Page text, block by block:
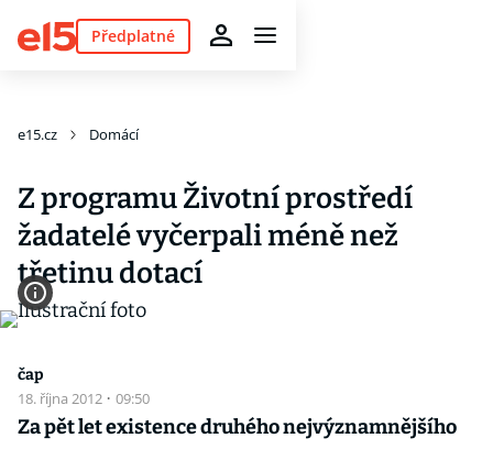
Předplatné
e15.cz Domácí
Z programu Životní prostředí
žadatelé vyčerpali méně než
třetinu dotací
čap
18. října 2012 · 09:50
Za pět let existence druhého nejvýznamnějšího